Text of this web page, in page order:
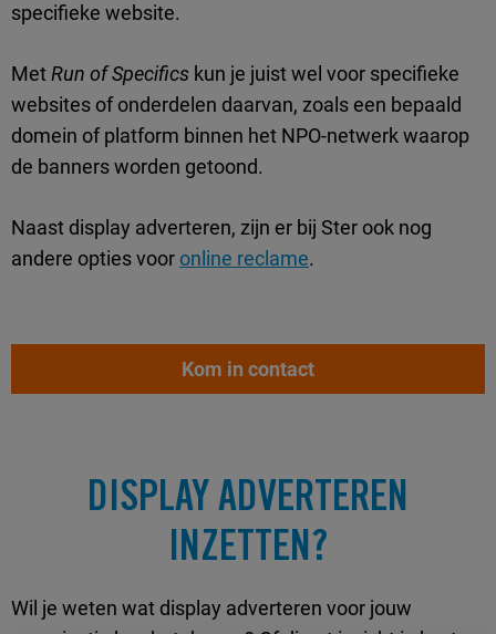
specifieke website.
MetRun of Specifics kun je juist wel voor specifieke
websites of onderdelen daarvan, zoals een bepaald
domein of platform binnen het NPO-netwerk waarop
de banners worden getoond.
Naast display adverteren, zijn er bij Ster ook nog
andere opties voor online reclame.
Kom in contact
DISPLAY ADVERTEREN
INZETTEN?
Wil je weten wat display adverteren voor jouw